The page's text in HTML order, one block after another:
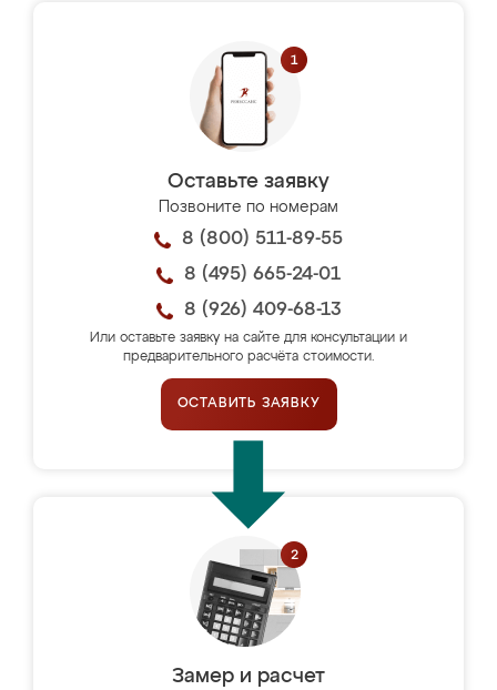
Оставьте заявку
Позвоните по номерам
8 (800) 511-89-55
8 (495) 665-24-01
8 (926) 409-68-13
Или оставьте заявку на сайте для консультации и
предварительного расчёта стоимости.
ОСТАВИТЬ ЗАЯВКУ
Замер и расчет